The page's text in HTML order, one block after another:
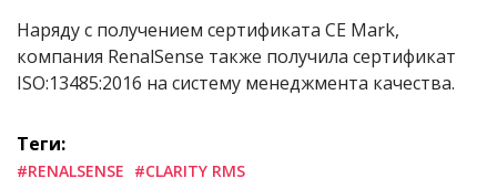
Наряду с получением сертификата CE Mark,
компания RenalSense также получила сертификат
ISO:13485:2016 на систему менеджмента качества.
Теги:
#RENALSENSE #CLARITY RMS